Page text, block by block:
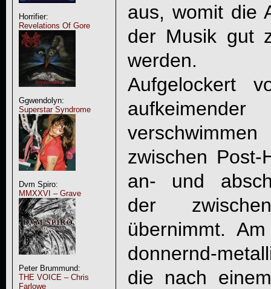
Horrifier:
Revelations Of Gore
Ggwendolyn:
Superstar Syndrome
Dvm Spiro:
MMXXVI – Grave
Peter Brummund:
THE VOICE – Chris
Farlowe
aus, womit die
der Musik gut
werden.
Aufgelockert
zwischen
an- und
der
übernimmt.
donnernd-
die nach